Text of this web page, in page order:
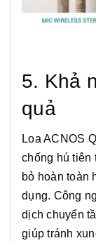
5. Khả
quả
Loa ACNOS
chống hú tiên
bỏ hoàn toàn
dụng. Công
dịch chuyển
giúp tránh